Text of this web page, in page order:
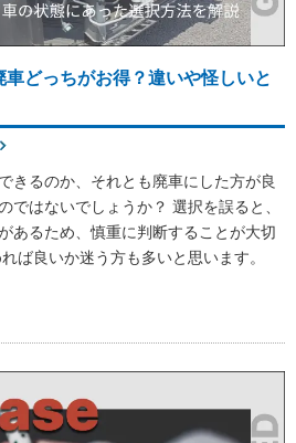
どっちがお得？違いや怪しいと
きるのか、それとも廃車にした方が良
ではないでしょうか？ 選択を誤ると、
あるため、慎重に判断することが大切
ば良いか迷う方も多いと思います。